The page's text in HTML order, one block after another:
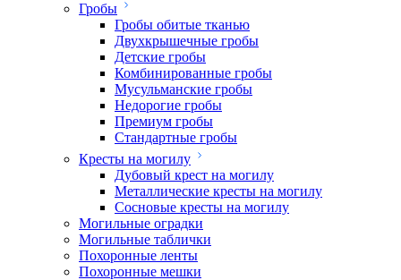
Гробы
Гробы обитые тканью
Двухкрышечные гробы
Детские гробы
Комбинированные гробы
Мусульманские гробы
Недорогие гробы
Премиум гробы
Стандартные гробы
Кресты на могилу
Дубовый крест на могилу
Металлические кресты на могилу
Сосновые кресты на могилу
Могильные оградки
Могильные таблички
Похоронные ленты
Похоронные мешки